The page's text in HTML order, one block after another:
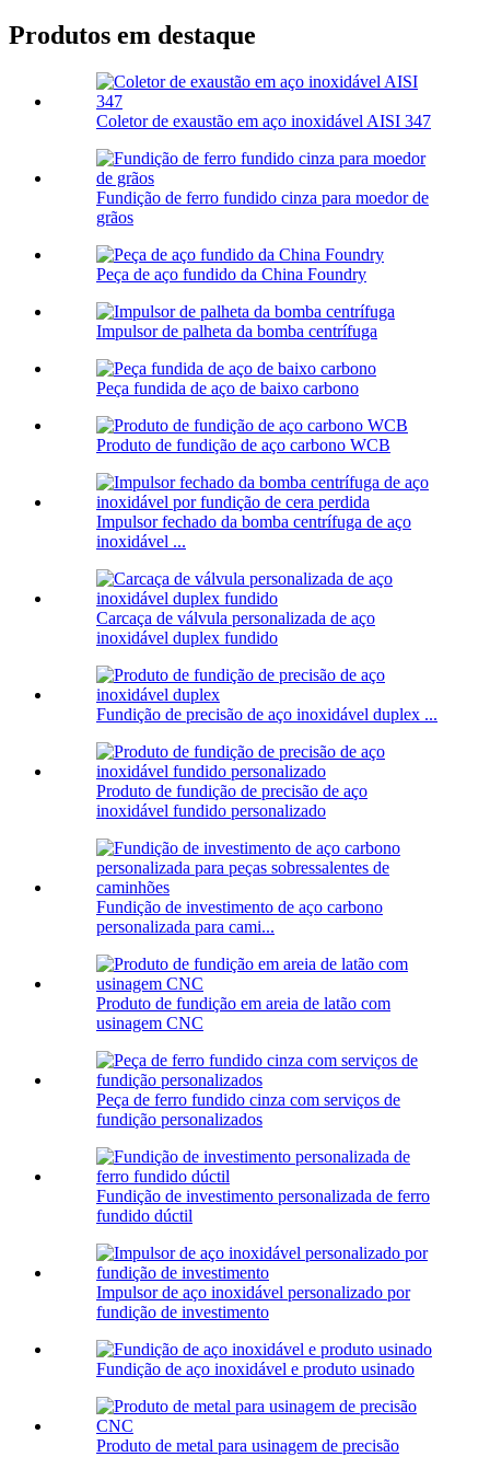
Produtos em destaque
Coletor de exaustão em aço inoxidável AISI 347
Fundição de ferro fundido cinza para moedor de
grãos
Peça de aço fundido da China Foundry
Impulsor de palheta da bomba centrífuga
Peça fundida de aço de baixo carbono
Produto de fundição de aço carbono WCB
Impulsor fechado da bomba centrífuga de aço
inoxidável ...
Carcaça de válvula personalizada de aço
inoxidável duplex fundido
Fundição de precisão de aço inoxidável duplex ...
Produto de fundição de precisão de aço
inoxidável fundido personalizado
Fundição de investimento de aço carbono
personalizada para cami...
Produto de fundição em areia de latão com
usinagem CNC
Peça de ferro fundido cinza com serviços de
fundição personalizados
Fundição de investimento personalizada de ferro
fundido dúctil
Impulsor de aço inoxidável personalizado por
fundição de investimento
Fundição de aço inoxidável e produto usinado
Produto de metal para usinagem de precisão